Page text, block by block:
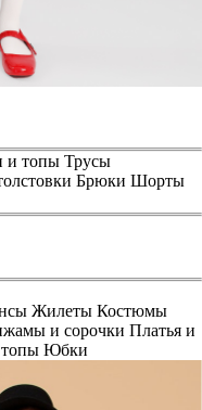
и топы Трусы
Брюки Шорты
Жилеты Костюмы
и сорочки Платья и
Юбки